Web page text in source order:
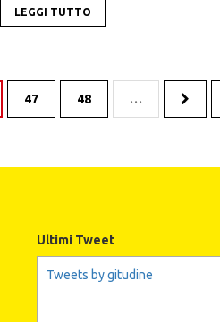
LEGGI TUTTO
47 48 …
Ultimi Tweet
Tweets by gitudine